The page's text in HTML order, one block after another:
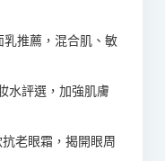
乳推薦，混合肌、敏
水評選，加強肌膚
抗老眼霜，揭開眼周